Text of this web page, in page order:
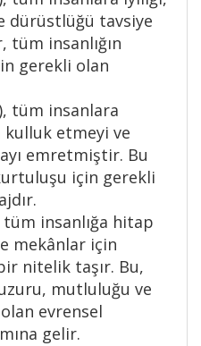
dürüstlüğü tavsiye
insanlığın
gerekli olan
tüm insanlara
kulluk etmeyi ve
emretmiştir. Bu
için gerekli
insanlığa hitap
mekânlar için
nitelik taşır. Bu,
mutluluğu ve
evrensel
gelir.